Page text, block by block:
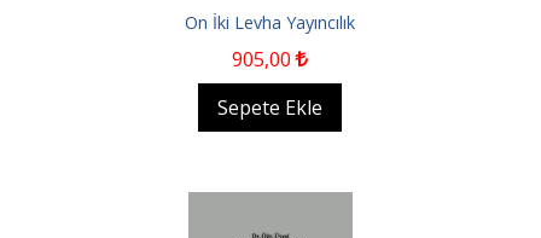
On İki Levha Yayıncılık
905,00
Sepete Ekle